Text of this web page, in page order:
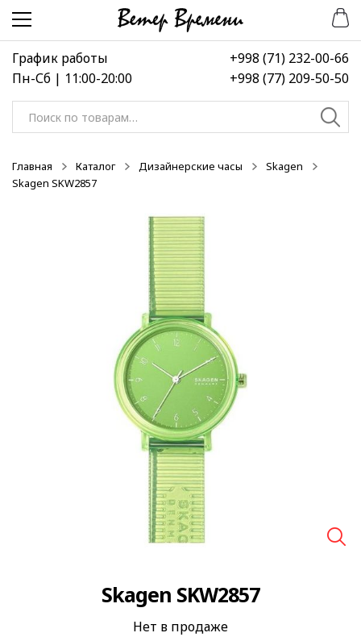
Перейти
навигации
Перейти
содержимому
График работы
Пн-Сб | 11:00-20:00
+998 (71) 232-00-66
+998 (77) 209-50-50
Искать:
Главная Каталог Дизайнерские часы
Skagen
Skagen SKW2857
Skagen SKW2857
Нет в продаже
-50%
-50%
-50%